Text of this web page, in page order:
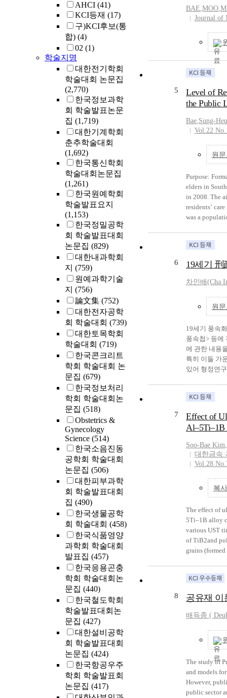
AHCI (41)
KCI등재 (17)
구)KCI후보(통
합) (4)
02 (1)
학술지명
대한전기학회
학술대회 논문집
(2,770)
한국정보과학
회 학술발표논문
집 (1,719)
대한기계학회
춘추학술대회
(1,692)
한국통신학회
학술대회논문집
(1,261)
한국원예학회
학술발표요지
(1,153)
한국정밀공학
회 학술발표대회
논문집 (829)
대한내과학회
지 (759)
원예과학기술
지 (756)
論文集 (752)
대한전자공학
회 학술대회 (739)
대한토목학회
학술대회 (719)
한국콘크리트
학회 학술대회 논
문집 (679)
한국정보처리
학회 학술대회논
문집 (518)
Obstetrics &
Gynecology
Science (514)
한국소음진동
공학회 학술대회
논문집 (506)
대한피부과학
회 학술발표대회
집 (490)
한국생물공학
회 학술대회 (458)
한국식품영양
과학회 학술대회
발표집 (457)
한국응용곤충
학회 학술대회논
문집 (440)
한국철도학회
학술발표대회논
문집 (427)
대한설비공학
회 학술발표대회
논문집 (424)
한국항공우주
학회 학술발표회
논문집 (417)
by faith.”
Cheongdo -
prepare a
Korean
dedication.
의 위치를 찾
“안새부리
으로 볼 때,
던 마을인 안
리고 몇 가
우 빈약하다.
찾고자 배위
(Ansaipyuri)
넘어서 대구
쪽으로 난 길
재지인 상당
하룻밤을 쉬
방문했던
인 ‘새월’이
된다.
in Youngnam
province. He
Churches in
Gyeongbuk
keyword in
history in
Ansaipyuri, I
of Ansaipyuri
Ansaipyuri
geographical
Wi-ryang and
visits. The
natural village
for Paljori to
called
Ansaipyuri is
Haksanri
village’, the
When Bae
‘Saewol’, a
BAE,MOO,
Journal of
5
Level of
the Public
Bae,Sung-
Vol.22
원
Purpose:
elders in
in 2008. The
residents’
was a
surveys for
older people
nursing
not yet a
policy
variations in
resource
advance the
6 19세기
차인배(Cha
원
19세기 풍속
풍속첩> 등에
에 관한 내용
특히 이들 가
있어 형정연구에 대
관한 연구 성과와 비교 고
을 고찰하고
알려진 형정
administration
(Album of
various
trial,
in respect of
that are not found in existing
Joseon
material to
exaggerated
executor that could not
paintings of
each section,
with the
7
Effect of
Al–5Ti–1B
Soo‑Bae Kim,
대한금속
Vol.28
복
The effect of
5Ti–1B alloy
various UST
of TiB2and
grains
improves
refining
application.
the
has a slight
with
the
considering
subsequent
8 공유재 이
배득종 (
The study of
and models
However,
public sector